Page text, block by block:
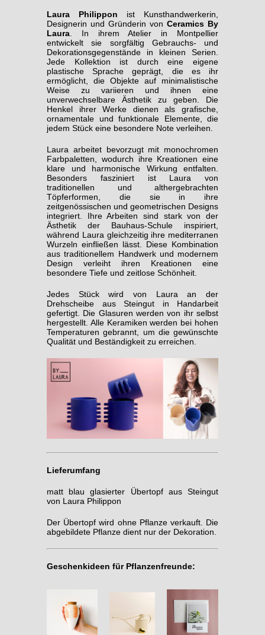
Laura Philippon ist Kunsthandwerkerin,
Designerin und Gründerin von Ceramics By
Laura . In ihrem Atelier in Montpellier
entwickelt sie sorgfältig Gebrauchs- und
Dekorationsgegenstände in kleinen Serien.
Jede Kollektion ist durch eine eigene
plastische Sprache geprägt, die es ihr
ermöglicht, die Objekte auf minimalistische
Weise zu variieren und ihnen eine
unverwechselbare Ästhetik zu geben. Die
Henkel ihrer Werke dienen als grafische,
ornamentale und funktionale Elemente, die
jedem Stück eine besondere Note verleihen.
Laura arbeitet bevorzugt mit monochromen
Farbpaletten, wodurch ihre Kreationen eine
klare und harmonische Wirkung entfalten.
Besonders fasziniert ist Laura von
traditionellen und althergebrachten
Töpferformen, die sie in ihre
zeitgenössischen und geometrischen Designs
integriert. Ihre Arbeiten sind stark von der
Ästhetik der Bauhaus-Schule inspiriert,
während Laura gleichzeitig ihre mediterranen
Wurzeln einfließen lässt. Diese Kombination
aus traditionellem Handwerk und modernem
Design verleiht ihren Kreationen eine
besondere Tiefe und zeitlose Schönheit.
Jedes Stück wird von Laura an der
Drehscheibe aus Steingut in Handarbeit
gefertigt. Die Glasuren werden von ihr selbst
hergestellt. Alle Keramiken werden bei hohen
Temperaturen gebrannt, um die gewünschte
Qualität und Beständigkeit zu erreichen.
Lieferumfang
matt blau glasierter Übertopf aus Steingut
von Laura Philippon
Der Übertopf wird ohne Pflanze verkauft. Die
abgebildete Pflanze dient nur der Dekoration.
Geschenkideen für Pflanzenfreunde: